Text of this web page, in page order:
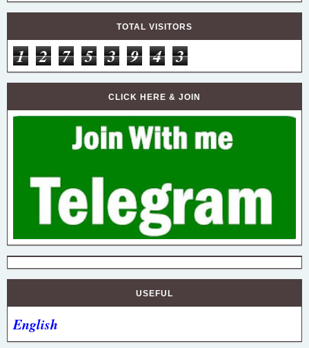
TOTAL VISITORS
1 2 7 5 3 9 4 3
CLICK HERE & JOIN
USEFUL
English